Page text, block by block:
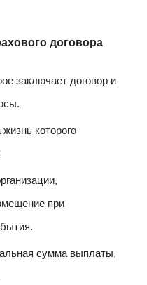
договора
заключает договор и
которого
при
сумма выплаты,